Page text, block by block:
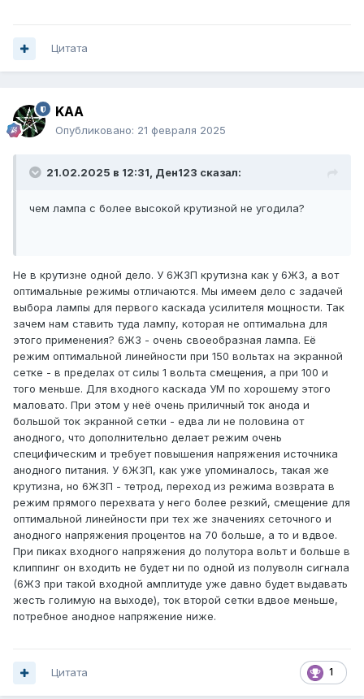
Цитата
KAA
Опубликовано: 21 февраля 2025
21.02.2025 в 12:31, Ден123 сказал:
чем лампа с более высокой крутизной не угодила?
Не в крутизне одной дело. У 6Ж3П крутизна как у 6Ж3, а вот
оптимальные режимы отличаются. Мы имеем дело с задачей
выбора лампы для первого каскада усилителя мощности. Так
зачем нам ставить туда лампу, которая не оптимальна для
этого применения? 6Ж3 - очень своеобразная лампа. Её
режим оптимальной линейности при 150 вольтах на экранной
сетке - в пределах от силы 1 вольта смещения, а при 100 и
того меньше. Для входного каскада УМ по хорошему этого
маловато. При этом у неё очень приличный ток анода и
большой ток экранной сетки - едва ли не половина от
анодного, что дополнительно делает режим очень
специфическим и требует повышения напряжения источника
анодного питания. У 6Ж3П, как уже упоминалось, такая же
крутизна, но 6Ж3П - тетрод, переход из режима возврата в
режим прямого перехвата у него более резкий, смещение для
оптимальной линейности при тех же значениях сеточного и
анодного напряжения процентов на 70 больше, а то и вдвое.
При пиках входного напряжения до полутора вольт и больше в
клиппинг он входить не будет ни по одной из полуволн сигнала
(6Ж3 при такой входной амплитуде уже давно будет выдавать
жесть голимую на выходе), ток второй сетки вдвое меньше,
потребное анодное напряжение ниже.
1
Цитата